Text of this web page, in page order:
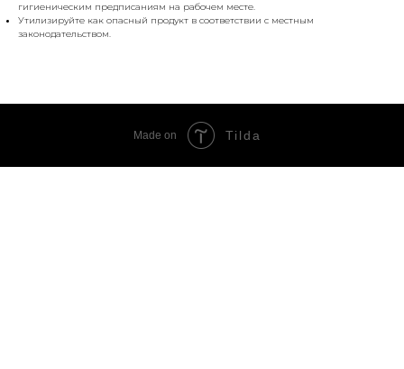
гигиеническим предписаниям на рабочем месте.
Утилизируйте как опасный продукт в соответствии с местным
законодательством.
Made on Tilda